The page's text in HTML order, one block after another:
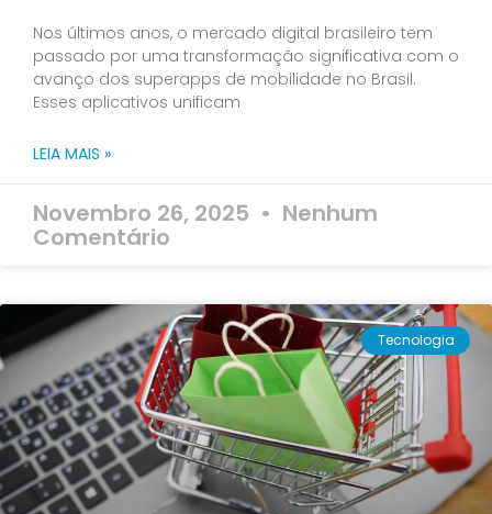
Nos últimos anos, o mercado digital brasileiro tem
passado por uma transformação significativa com o
avanço dos superapps de mobilidade no Brasil.
Esses aplicativos unificam
LEIA MAIS »
Novembro 26, 2025 Nenhum
Comentário
Tecnologia